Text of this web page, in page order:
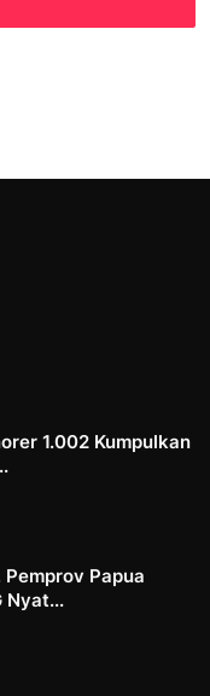
1.002 Kumpulkan
Pemprov Papua
Nyat...